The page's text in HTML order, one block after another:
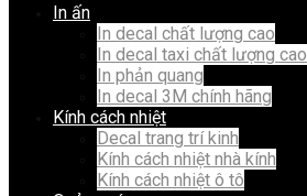
In ấn
In decal chất lượng cao
In decal taxi chất lượng cao
In phản quang
In decal 3M chính hãng
Kính cách nhiệt
Decal trang trí kinh
Kính cách nhiệt nhà kính
Kính cách nhiệt ô tô